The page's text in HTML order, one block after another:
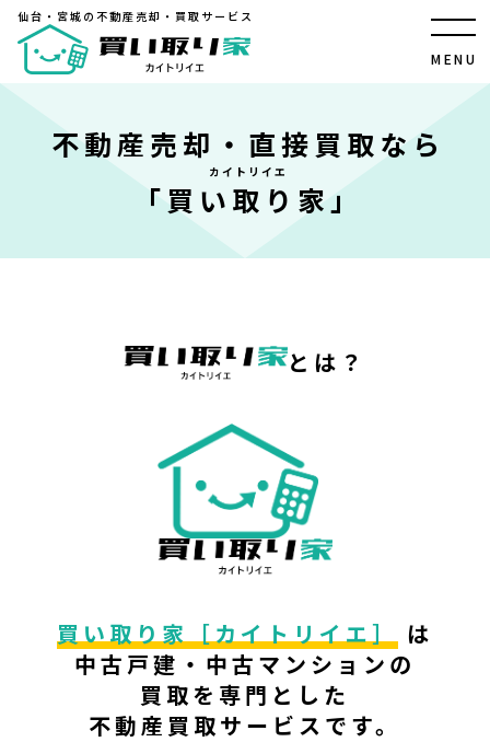
仙台・宮城の不動産売却・買取サービス
MENU
仙台・宮城の不動産売却・買取サービス
CLOSE
TOP
買い取り家【カイトリイエ】について
「直接買取」と「仲介」の違い
住み替えで家を売る方法
相続不動産の売却方法
住宅ローン返済に困ったら
空き家のリスク
不動産売却・直接買取なら
「 買い取り家
カイトリイエ
」
とは？
買い取り家［カイトリイエ］ は
中古戸建・中古マンションの
買取を 専門とした
不動産買取サービスです。